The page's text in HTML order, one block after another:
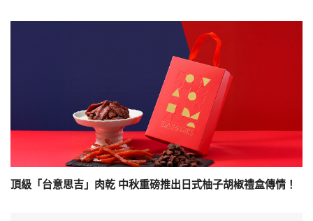
頂級「台意思吉」肉乾 中秋重磅推出日式柚子胡椒禮盒傳情！